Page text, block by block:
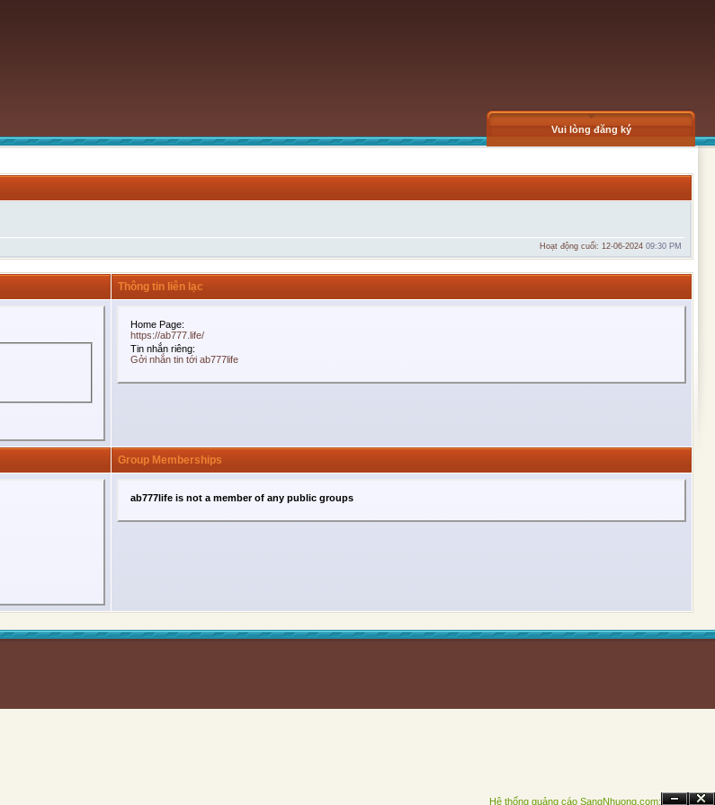
Vui lòng đăng ký
Hoạt động cuối: 12-06-2024 09:30 PM
Thông tin liên lạc
Home Page:
https://ab777.life/
Tin nhắn riêng:
Gởi nhắn tin tới ab777life
Group Memberships
ab777life is not a member of any public groups
Hệ thống quảng cáo SangNhuong.com;